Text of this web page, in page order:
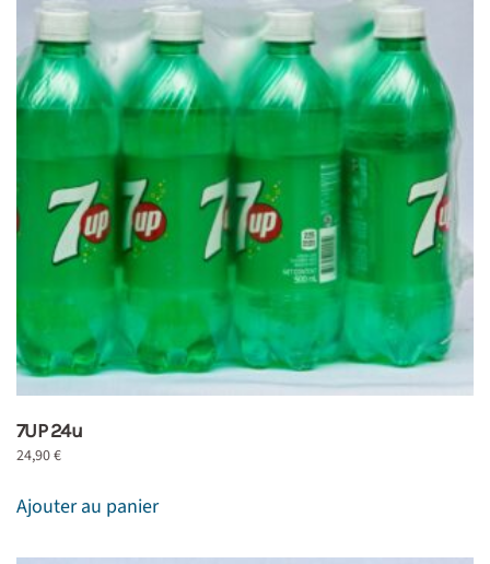
7UP 24u
24,90€
Ajouter au panier